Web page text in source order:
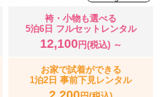
袴・小物も選べる
5泊6日 フルセットレンタル
12,100円(税込) ～
お家で試着ができる
1泊2日 事前下見レンタル